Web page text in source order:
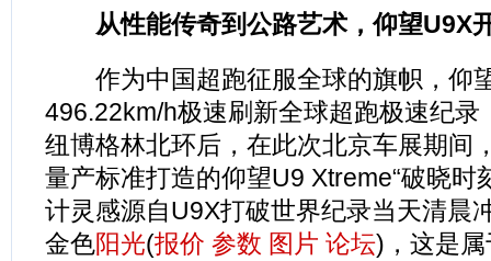
从性能传奇到公路艺术，仰望U9X
作为中国超跑征服全球的旗帜，仰
496.22km/h极速刷新全球超跑极速纪录
纽博格林北环后，在此次北京车展期间
量产标准打造的仰望U9 Xtreme“破晓时
计灵感源自U9X打破世界纪录当天清晨
金色阳光(报价 参数 图片 论坛)，这是属